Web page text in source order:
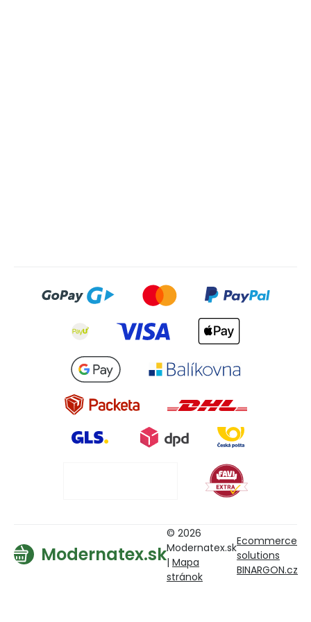
Modernatex.sk
© 2026
Modernatex.sk
| Mapa
stránok
Ecommerce
solutions
BINARGON.cz